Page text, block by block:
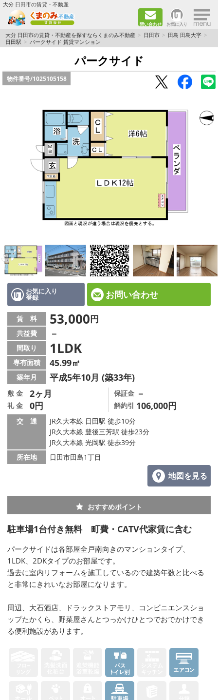
大分 日田市の賃貸・不動産
問い合わせ お気に入り ×
TOPページ
ペット飼育ＯＫ物件
新婚·ファミリー向け（2DK～3DK）
ファミリー向け（3DK～）
路線·駅から探す
地域から探す
地図から探す
店舗情報·アクセス
会社概要
メールでお問い合わせ
大分 日田市の賃貸・不動産を探すならくまのみ不動産 日田市
田島 田島大字
日田駅
パークサイド 賃貸マンション
パークサイド
物件番号/1025105158
お気に入り
登録 お問い合わせ
賃 料 53,000円
共益費 －
間取り 1LDK
専有面積 45.99㎡
築年月 平成5年10月 (築33年)
敷 金 2ヶ月
礼 金 0円
保証金 －
解約引 106,000円
交 通
JR久大本線 日田駅 徒歩10分
JR久大本線 豊後三芳駅 徒歩23分
JR久大本線 光岡駅 徒歩39分
所在地
日田市田島1丁目
地図を見る
おすすめポイント
駐車場1台付き無料 町費・CATV代家賃に含む
パークサイドは各部屋全戸南向きのマンションタイプ、
1LDK、2DKタイプのお部屋です。
過去に室内リフォームを施工しているので建築年数と比べる
と非常にきれいなお部屋になります。
周辺、大石酒店、ドラックストアモリ、コンビニエンスショ
ップたかくら、野菜屋さんとつっかけひとつでおでかけでき
る便利施設があります。